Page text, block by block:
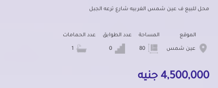
محل للبيع ف عين شمس الغربيه شارع ترعه الجبل
الموقع
عين شمس
المساحة عدد الطوابق عدد الحمامات
4,500,000 جنيه